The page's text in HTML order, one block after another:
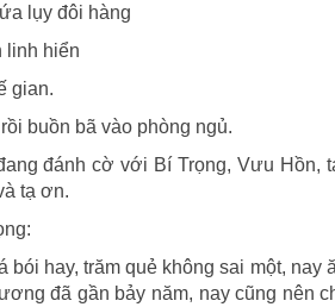
lụy đôi hàng
linh hiển
gian.
buồn bã vào phòng ngủ.
đánh cờ với Bí Trọng, Vưu
tạ ơn.
bói hay, trăm quẻ không sai một,
đã gần bảy năm, nay cũng nên